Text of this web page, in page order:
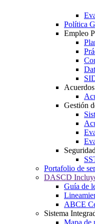
Política
Empleo
Gestión
Portafolio de
DASCD
Guía de
ABCE
Sistema
Mapa de